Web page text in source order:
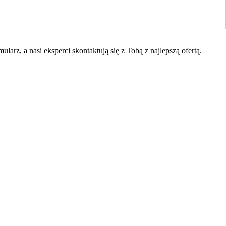
a nasi eksperci skontaktują się z Tobą z najlepszą ofertą.